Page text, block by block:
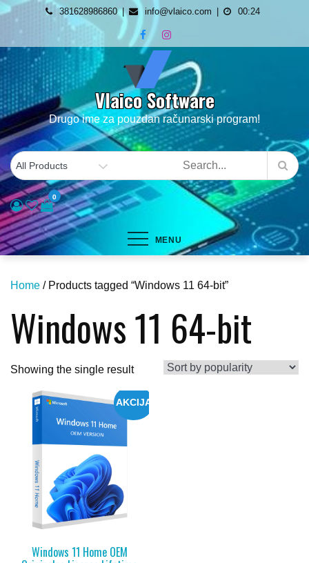
Skip
content
381628986860 info@vlaico.com 00:24
Vlaico Software
Drugo ime za pouzdan računarski program!
0
MENU
Home / Products tagged “Windows 11 64-bit”
Windows 11 64-bit
Showing the single result
AKCIJA
Windows 11 Home OEM